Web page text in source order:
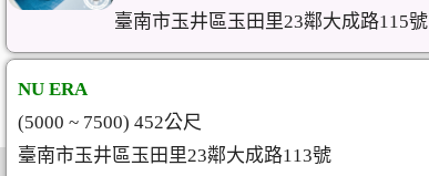
臺南市玉井區玉田里23鄰大成路115號
NU ERA
(5000 ~ 7500) 452公尺
臺南市玉井區玉田里23鄰大成路113號